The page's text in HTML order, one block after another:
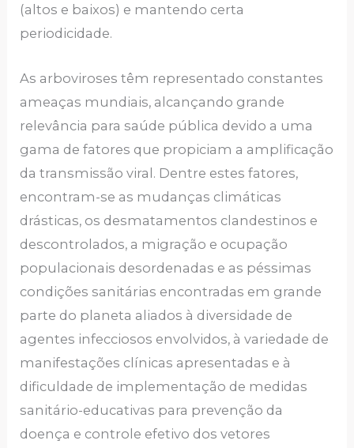
(altos e baixos) e mantendo certa
periodicidade.
As arboviroses têm representado constantes
ameaças mundiais, alcançando grande
relevância para saúde pública devido a uma
gama de fatores que propiciam a amplificação
da transmissão viral. Dentre estes fatores,
encontram-se as mudanças climáticas
drásticas, os desmatamentos clandestinos e
descontrolados, a migração e ocupação
populacionais desordenadas e as péssimas
condições sanitárias encontradas em grande
parte do planeta aliados à diversidade de
agentes infecciosos envolvidos, à variedade de
manifestações clínicas apresentadas e à
dificuldade de implementação de medidas
sanitário-educativas para prevenção da
doença e controle efetivo dos vetores